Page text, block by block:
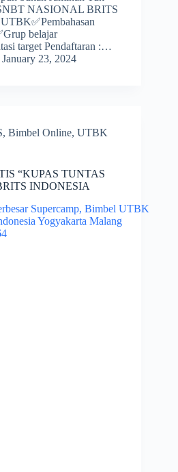
NASIONAL BRITS
belajar
target Pendaftaran :…
January 23, 2024
, Bimbel Online, UTBK
“KUPAS TUNTAS
INDONESIA